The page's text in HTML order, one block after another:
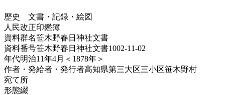
歴史
文書・記録・絵図
人民改正印鑑簿
資料群名笹木野春日神社文書
資料番号笹木野春日神社文書1002-11-02
年代明治11年4月＜1878年＞
作者・発給者・発行者高知県第三大区三小区笹木野村
宛て所
形態綴